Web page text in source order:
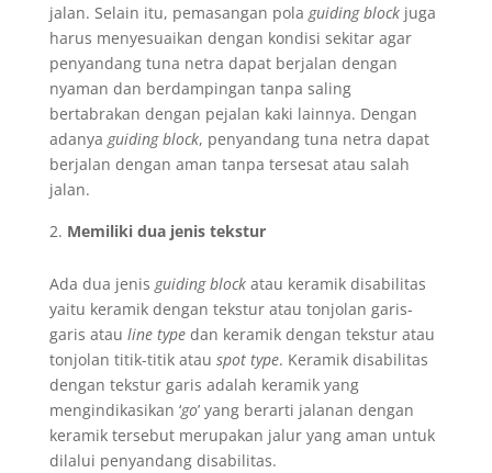
jalan. Selain itu, pemasangan pola guiding blockjuga
harus menyesuaikan dengan kondisi sekitar agar
penyandang tuna netra dapat berjalan dengan
nyaman dan berdampingan tanpa saling
bertabrakan dengan pejalan kaki lainnya. Dengan
adanya guiding block, penyandang tuna netra dapat
berjalan dengan aman tanpa tersesat atau salah
jalan.
Memiliki dua jenis tekstur
Ada dua jenis guiding blockatau keramik disabilitas
yaitu keramik dengan tekstur atau tonjolan garis-
garis atau line typedan keramik dengan tekstur atau
tonjolan titik-titik atau spot type. Keramik disabilitas
dengan tekstur garis adalah keramik yang
mengindikasikan ‘go’ yang berarti jalanan dengan
keramik tersebut merupakan jalur yang aman untuk
dilalui penyandang disabilitas.